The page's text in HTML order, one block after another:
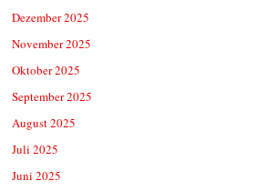
Dezember 2025
November 2025
Oktober 2025
September 2025
August 2025
Juli 2025
Juni 2025